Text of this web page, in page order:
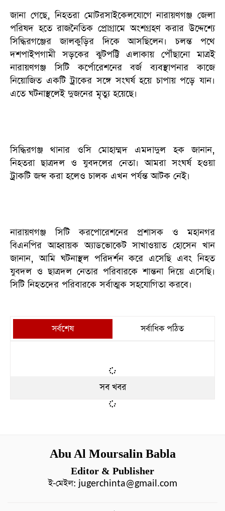
জানা গেছে, নিহতরা মোটরসাইকেলযোগে নারায়ণগঞ্জ জেলা
পরিষদ হতে রাজনৈতিক প্রোগ্রামে অংশগ্রহণ করার উদ্দেশ্যে
সিদ্ধিরগঞ্জের জালকুড়ির দিকে আসছিলেন। চলন্ত পথে
দশপাইপগামী সড়কের ঝুটপট্টি এলাকায় পৌঁছানো মাত্রই
নারায়ণগঞ্জ সিটি কর্পোরেশনের বর্জ ব্যবস্থাপনার কাজে
নিয়োজিত একটি ট্রাকের সঙ্গে সংঘর্ষ হয়ে চাপায় পড়ে যান।
এতে ঘটনাস্থলেই দুজনের মৃত্যু হয়েছে।
সিদ্ধিরগঞ্জ থানার ওসি মোহাম্মদ এমদাদুল হক জানান,
নিহতরা ছাত্রদল ও যুবদলের নেতা। আমরা সংঘর্ষ হওয়া
ট্রাকটি জব্দ করা হলেও চালক এখন পর্যন্ত আটক নেই।
নারায়ণগঞ্জ সিটি করপোরেশনের প্রশাসক ও মহানগর
বিএনপির আহ্বায়ক অ্যাডভোকেট সাখাওয়াত হোসেন খান
জানান, আমি ঘটনাস্থল পরিদর্শন করে এসেছি এবং নিহত
যুবদল ও ছাত্রদল নেতার পরিবারকে শান্তনা দিয়ে এসেছি।
সিটি নিহতদের পরিবারকে সর্বাত্মক সহযোগিতা করবে।
সর্বশেষ সর্বাধিক পঠিত
সব খবর
Abu Al Moursalin Babla
Editor & Publisher
ই-মেইল: jugerchinta@gmail.com